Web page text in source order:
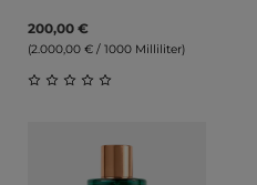
200,00 €
(2.000,00 € / 1000 Milliliter)